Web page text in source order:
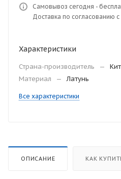
Самовывоз сегодня -
Доставка по согласованию
Характеристики
Страна-производитель —
Материал
— Латунь
Все характеристики
ОПИСАНИЕ КАК